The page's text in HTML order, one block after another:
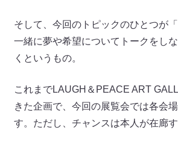
そして、今回のトピックのひとつが
一緒に夢や希望についてトークをし
くというもの。
これまでLAUGH＆PEACE ART
きた企画で、今回の展覧会では各会
す。ただし、チャンスは本人が在廊